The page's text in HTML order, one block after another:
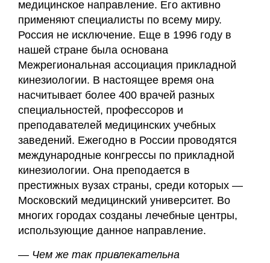
медицинское направление. Его активно
применяют специалисты по всему миру.
Россия не исключение. Еще в 1996 году в
нашей стране была основана
Межрегиональная ассоциация прикладной
кинезиологии. В настоящее время она
насчитывает более 400 врачей разных
специальностей, профессоров и
преподавателей медицинских учебных
заведений. Ежегодно в России проводятся
международные конгрессы по прикладной
кинезиологии. Она преподается в
престижных вузах страны, среди которых —
Московский медицинский университет. Во
многих городах созданы лечебные центры,
использующие данное направление.
— Чем же так привлекательна